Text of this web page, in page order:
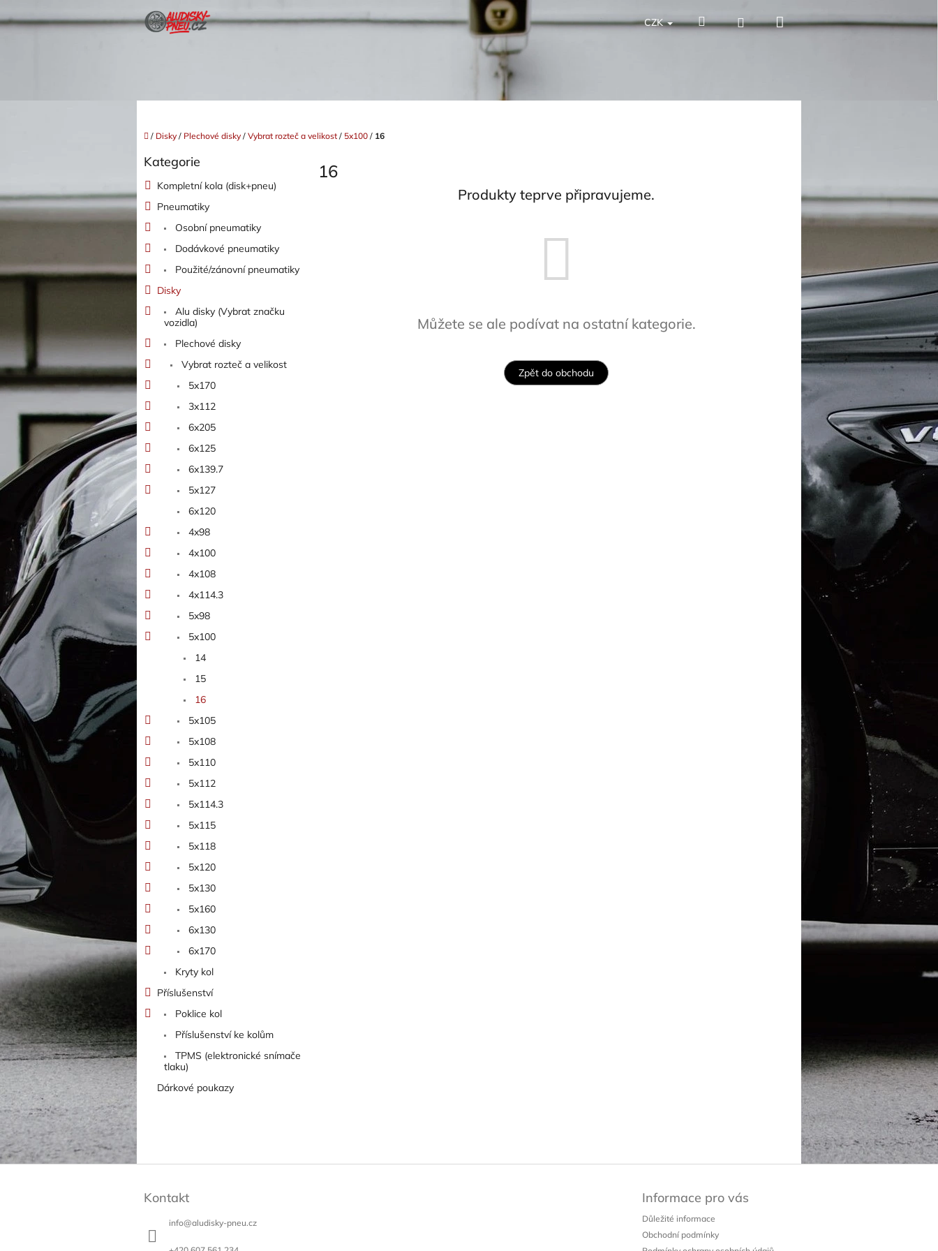
na
CZK HledatPřihlášeníNákupní
Domů
/ Disky / Plechové disky / Vybrat rozteč a velikost / 5x100 / 16
t
r
a
í
p
l
Přeskočit
Kategorie
Kompletní kola (disk+pneu)
Pneumatiky
Osobní pneumatiky
Dodávkové pneumatiky
Použité/zánovní pneumatiky
Disky
Alu disky (Vybrat značku
vozidla)
Plechové disky
Vybrat rozteč a velikost
5x170
3x112
6x205
6x125
6x139.7
5x127
6x120
4x98
4x100
4x108
4x114.3
5x98
5x100
14
15
16
5x105
5x108
5x110
5x112
5x114.3
5x115
5x118
5x120
5x130
5x160
6x130
6x170
Kryty kol
Příslušenství
Poklice kol
Příslušenství ke kolům
TPMS (elektronické snímače
tlaku)
Dárkové poukazy
16
Produkty teprve připravujeme.
Můžete se ale podívat na ostatní kategorie.
Zpět do obchodu
Kontakt
info@aludisky-pneu.cz
Informace pro vás
Důležité informace
Obchodní podmínky